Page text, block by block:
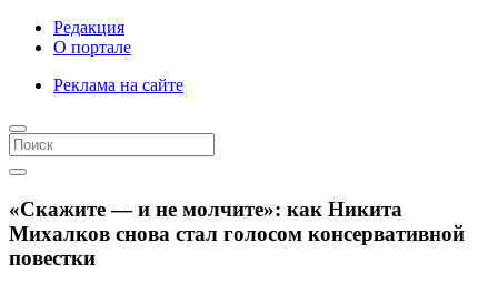
Редакция
О портале
Реклама на сайте
«Скажите — и не молчите»: как Никита
Михалков снова стал голосом консервативной
повестки